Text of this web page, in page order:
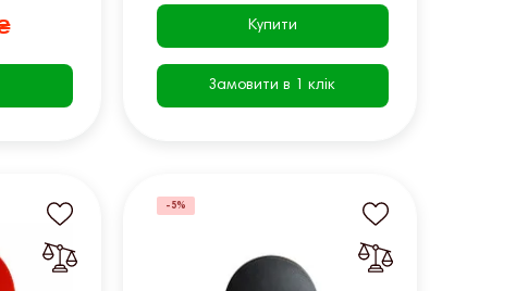
Купити
Замовити в 1 клік
-5%